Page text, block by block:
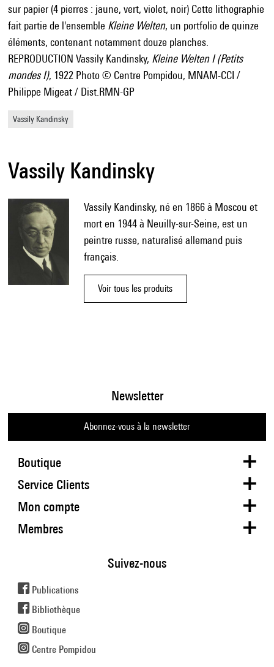
sur papier (4 pierres : jaune, vert, violet, noir) Cette lithographie
fait partie de l'ensemble Kleine Welten, un portfolio de quinze
éléments, contenant notamment douze planches.
REPRODUCTION Vassily Kandinsky, Kleine Welten I (Petits
mondes I), 1922 Photo © Centre Pompidou, MNAM-CCI /
Philippe Migeat / Dist.RMN-GP
Vassily Kandinsky
Vassily Kandinsky
Vassily Kandinsky, né en 1866 à Moscou et
mort en 1944 à Neuilly-sur-Seine, est un
peintre russe, naturalisé allemand puis
français.
Voir tous les produits
Boutique
Newsletter
Abonnez-vous à la newsletter
Service Clients
Mon compte
Membres
Suivez-nous
Publications
Bibliothèque
Boutique
Centre Pompidou